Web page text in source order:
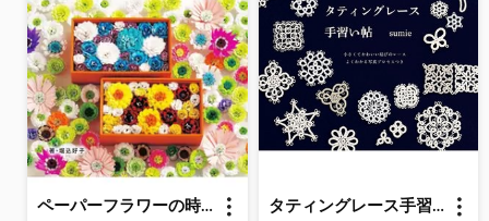
ペーパーフラワーの時間 タティングレース手習い帖